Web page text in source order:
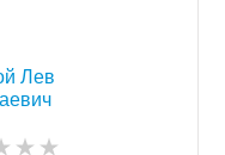
Лев